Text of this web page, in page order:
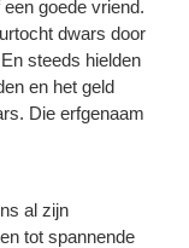
goede vriend.
dwars door
steeds hielden
en het geld
Die erfgenaam
al zijn
tot spannende